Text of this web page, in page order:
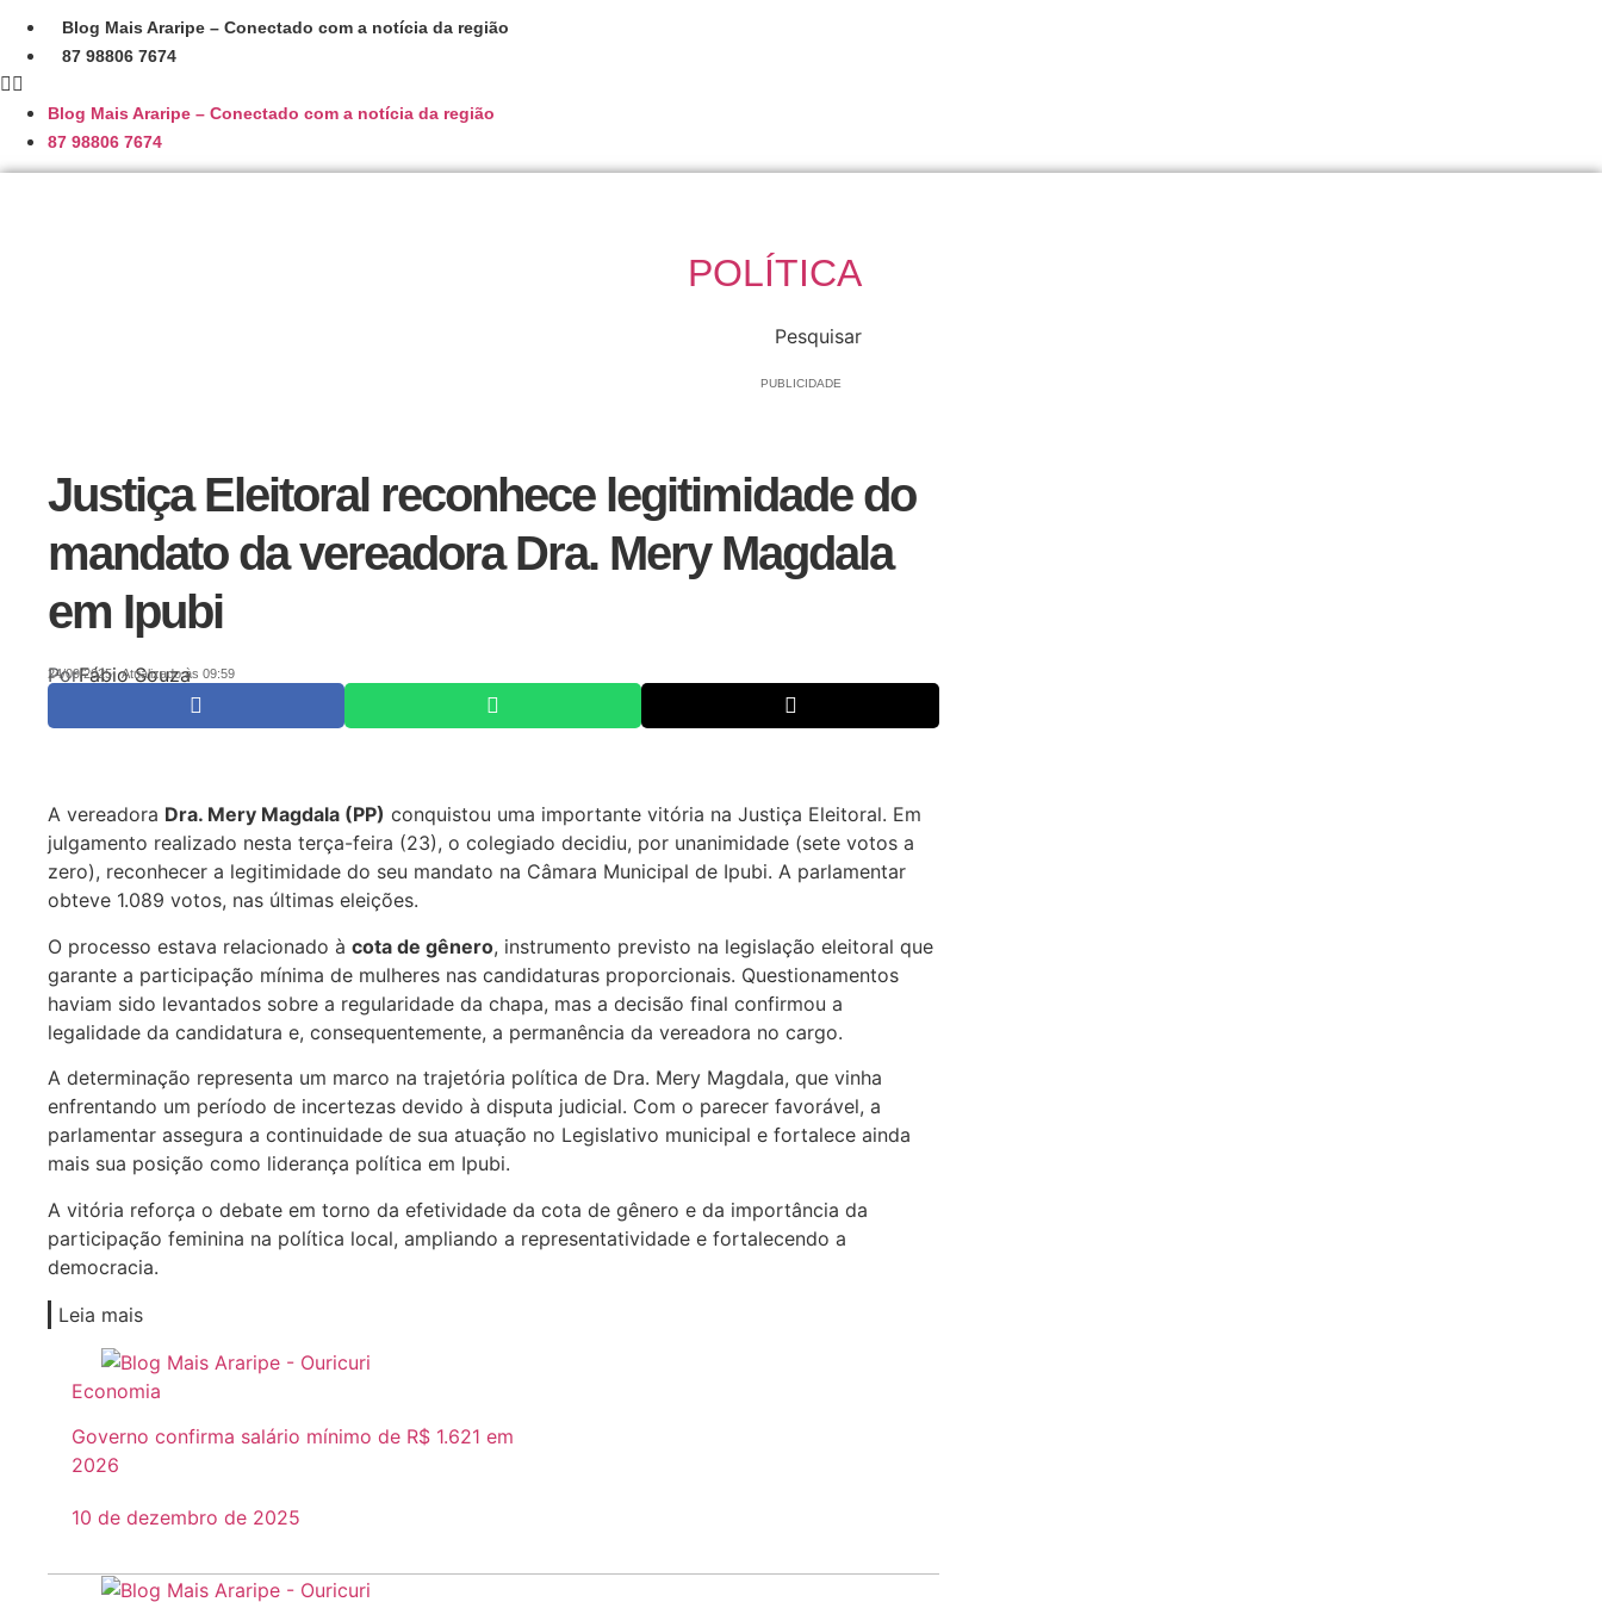
o
Blog Mais Araripe – Conectado com a notícia da região
87 98806 7674
Blog Mais Araripe – Conectado com a notícia da região
87 98806 7674
POLÍTICA
Pesquisar
PUBLICIDADE
Justiça Eleitoral reconhece legitimidade do
mandato da vereadora Dra. Mery Magdala
em Ipubi
PorFábio Souza
24/09/2025 Atualizado às 09:59
A vereadora Dra. Mery Magdala (PP) conquistou uma importante vitória na Justiça Eleitoral. Em
julgamento realizado nesta terça-feira (23), o colegiado decidiu, por unanimidade (sete votos a
zero), reconhecer a legitimidade do seu mandato na Câmara Municipal de Ipubi. A parlamentar
obteve 1.089 votos, nas últimas eleições.
O processo estava relacionado à cota de gênero, instrumento previsto na legislação eleitoral que
garante a participação mínima de mulheres nas candidaturas proporcionais. Questionamentos
haviam sido levantados sobre a regularidade da chapa, mas a decisão final confirmou a
legalidade da candidatura e, consequentemente, a permanência da vereadora no cargo.
A determinação representa um marco na trajetória política de Dra. Mery Magdala, que vinha
enfrentando um período de incertezas devido à disputa judicial. Com o parecer favorável, a
parlamentar assegura a continuidade de sua atuação no Legislativo municipal e fortalece ainda
mais sua posição como liderança política em Ipubi.
A vitória reforça o debate em torno da efetividade da cota de gênero e da importância da
participação feminina na política local, ampliando a representatividade e fortalecendo a
democracia.
Leia mais
Economia
Governo confirma salário mínimo de R$ 1.621 em
2026
10 de dezembro de 2025